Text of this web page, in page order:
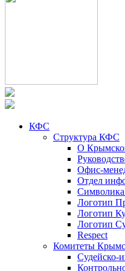
КФС
Структура КФС
О
Офис-
Отдел
Символика
Логотип
Логотип
Логотип
Respect
Комитеты
Судейско-